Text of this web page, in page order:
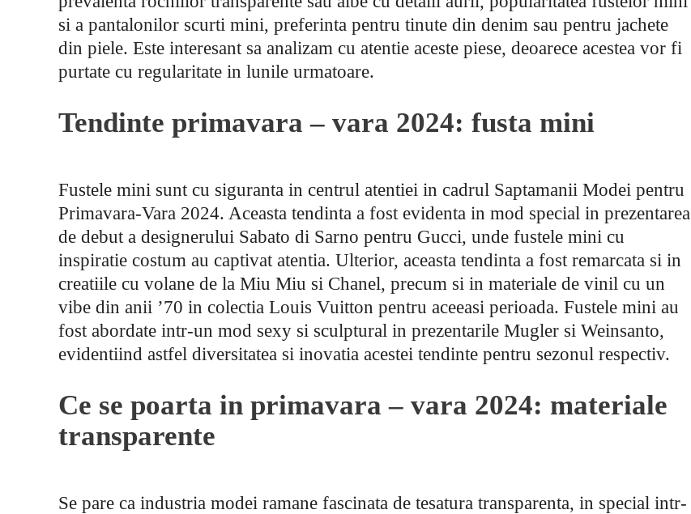
si a pantalonilor scurti mini, preferinta pentru tinute din denim sau pentru jachete
din piele. Este interesant sa analizam cu atentie aceste piese, deoarece acestea vor fi
purtate cu regularitate in lunile urmatoare.
Tendinte primavara – vara 2024: fusta mini
Fustele mini sunt cu siguranta in centrul atentiei in cadrul Saptamanii Modei pentru
Primavara-Vara 2024. Aceasta tendinta a fost evidenta in mod special in prezentarea
de debut a designerului Sabato di Sarno pentru Gucci, unde fustele mini cu
inspiratie costum au captivat atentia. Ulterior, aceasta tendinta a fost remarcata si in
creatiile cu volane de la Miu Miu si Chanel, precum si in materiale de vinil cu un
vibe din anii ’70 in colectia Louis Vuitton pentru aceeasi perioada. Fustele mini au
fost abordate intr-un mod sexy si sculptural in prezentarile Mugler si Weinsanto,
evidentiind astfel diversitatea si inovatia acestei tendinte pentru sezonul respectiv.
Ce se poarta in primavara – vara 2024: materiale
transparente
Se pare ca industria modei ramane fascinata de tesatura transparenta, in special intr-